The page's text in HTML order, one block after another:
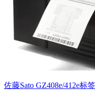
佐藤Sato GZ408e/412e标